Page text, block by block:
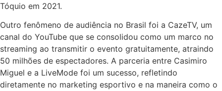
Tóquio em 2021.
Outro fenômeno de audiência no Brasil foi a CazeTV, um
canal do YouTube que se consolidou como um marco no
streaming ao transmitir o evento gratuitamente, atraindo
50 milhões de espectadores. A parceria entre Casimiro
Miguel e a LiveMode foi um sucesso, refletindo
diretamente no marketing esportivo e na maneira como o